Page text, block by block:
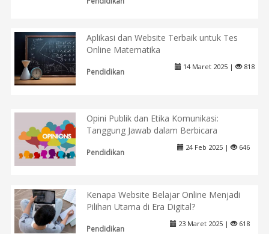
Aplikasi dan Website Terbaik untuk Tes
Online Matematika
Pendidikan
14 Maret 2025 | 818
Opini Publik dan Etika Komunikasi:
Tanggung Jawab dalam Berbicara
Pendidikan
24 Feb 2025 | 646
Kenapa Website Belajar Online Menjadi
Pilihan Utama di Era Digital?
Pendidikan
23 Maret 2025 | 618